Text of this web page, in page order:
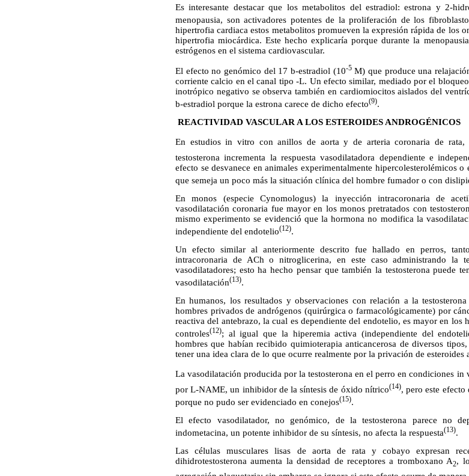
Es interesante destacar que los metabolitos del estradiol: estrona y 2-
menopausia, son activadores potentes de la proliferación de los
hipertrofia cardiaca estos metabolitos promueven la expresión rápida de los
hipertrofia miocárdica. Este hecho explicaría porque durante la
estrógenos en el sistema cardiovascular.
El efecto no genómico del 17 b-estradiol (10-5M) que produce una
corriente calcio en el canal tipo -L. Un efecto similar, mediado por el
inotrópico negativo se observa también en cardiomiocitos aislados del
b-estradiol porque la estrona carece de dicho efecto(9).
REACTIVIDAD VASCULAR A LOS ESTEROIDES ANDROGÉNICOS
En estudios in vitro con anillos de aorta y de arteria coronaria de
testosterona incrementa la respuesta vasodilatadora dependiente e
efecto se desvanece en animales experimentalmente hipercolesterolémicos
que semeja un poco más la situación clínica del hombre fumador o con
En monos (especie Cynomologus) la inyección intracoronaria de
vasodilatación coronaria fue mayor en los monos pretratados con
mismo experimento se evidenció que la hormona no modifica la
independiente del endotelio(12).
Un efecto similar al anteriormente descrito fue hallado en perros,
intracoronaria de ACh o nitroglicerina, en este caso administrando la
vasodilatadores; esto ha hecho pensar que también la testosterona puede
vasodilatación(13).
En humanos, los resultados y observaciones con relación a la
hombres privados de andrógenos (quirúrgica o farmacológicamente) por
reactiva del antebrazo, la cual es dependiente del endotelio, es mayor en los
controles(12); al igual que la hiperemia activa (independiente del
hombres que habían recibido quimioterapia anticancerosa de diversos
tener una idea clara de lo que ocurre realmente por la privación de esteroides
La vasodilatación producida por la testosterona en el perro en condiciones in
por L-NAME, un inhibidor de la síntesis de óxido nítrico(14), pero este efecto
porque no pudo ser evidenciado en conejos(15).
El efecto vasodilatador, no genómico, de la testosterona parece no
indometacina, un potente inhibidor de su síntesis, no afecta la respuesta(13).
Las células musculares lisas de aorta de rata y cobayo expresan
dihidrotestosterona aumenta la densidad de receptores a tromboxano A2,